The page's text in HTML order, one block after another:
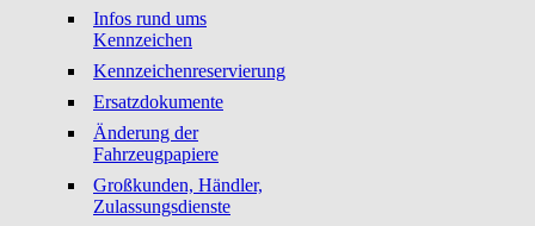
Infos rund ums
Kennzeichen
Kennzeichenreservierung
Ersatzdokumente
Änderung der
Fahrzeugpapiere
Großkunden, Händler,
Zulassungsdienste